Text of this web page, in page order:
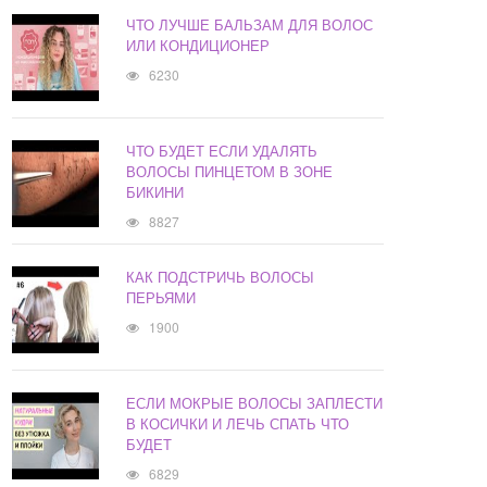
ЧТО ЛУЧШЕ БАЛЬЗАМ ДЛЯ ВОЛОС
ИЛИ КОНДИЦИОНЕР
6230
ЧТО БУДЕТ ЕСЛИ УДАЛЯТЬ
ВОЛОСЫ ПИНЦЕТОМ В ЗОНЕ
БИКИНИ
8827
КАК ПОДСТРИЧЬ ВОЛОСЫ
ПЕРЬЯМИ
1900
ЕСЛИ МОКРЫЕ ВОЛОСЫ ЗАПЛЕСТИ
В КОСИЧКИ И ЛЕЧЬ СПАТЬ ЧТО
БУДЕТ
6829